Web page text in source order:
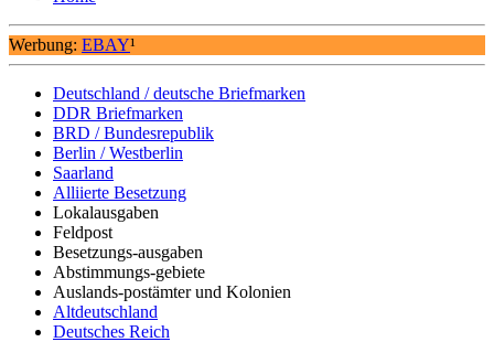
Werbung: EBAY¹
Deutschland / deutsche Briefmarken
DDR Briefmarken
BRD / Bundesrepublik
Berlin / Westberlin
Saarland
Alliierte Besetzung
Lokalausgaben
Feldpost
Besetzungs-ausgaben
Abstimmungs-gebiete
Auslands-postämter und Kolonien
Altdeutschland
Deutsches Reich